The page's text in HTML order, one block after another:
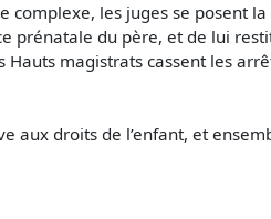
les juges se posent
du père, et de lui
magistrats cassent les
aux droits de l’enfant, et